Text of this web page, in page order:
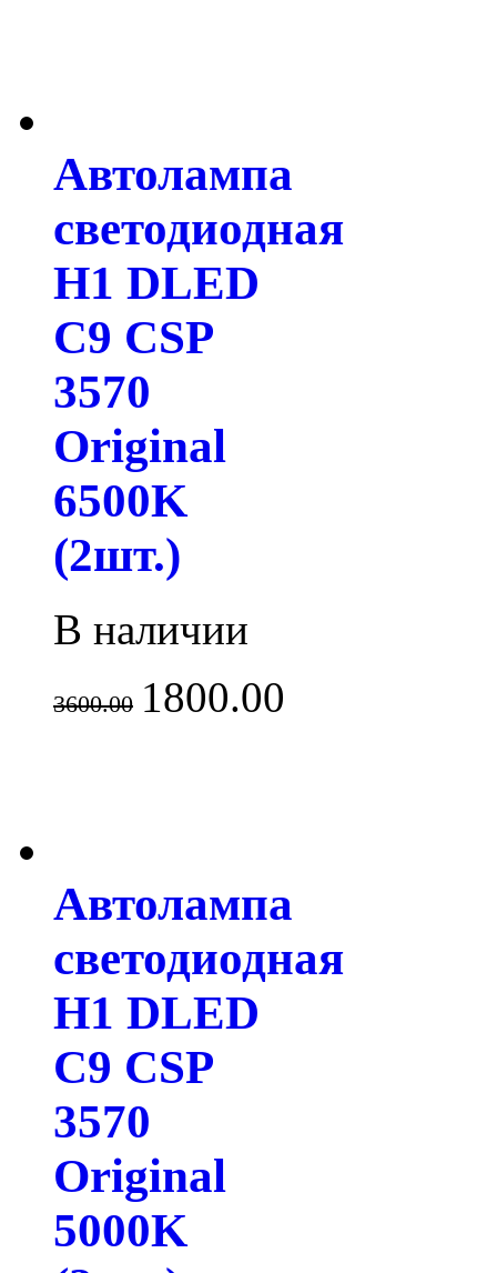
Автолампа
светодиодная
H1 DLED
C9 CSP
3570
Original
6500K
(2шт.)
В наличии
3600.00 1800.00
Автолампа
светодиодная
H1 DLED
C9 CSP
3570
Original
5000K